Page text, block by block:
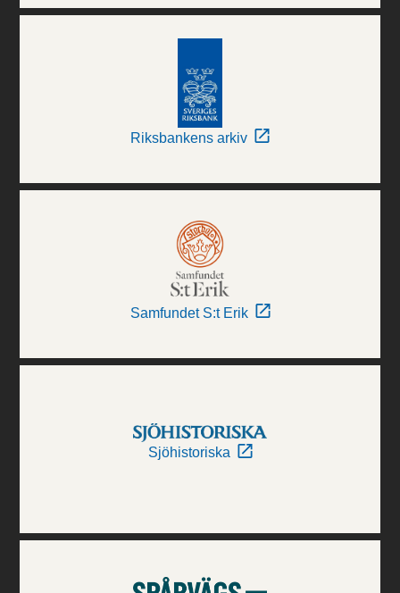
Riksbankens arkiv
Samfundet S:t Erik
Sjöhistoriska